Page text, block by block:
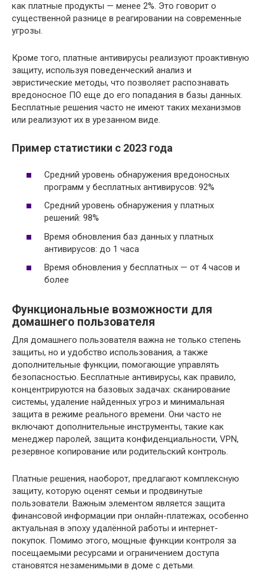
как платные продукты — менее 2%. Это говорит о
существенной разнице в реагировании на современные
угрозы.
Кроме того, платные антивирусы реализуют проактивную
защиту, используя поведенческий анализ и
эвристические методы, что позволяет распознавать
вредоносное ПО еще до его попадания в базы данных.
Бесплатные решения часто не имеют таких механизмов
или реализуют их в урезанном виде.
Пример статистики с 2023 года
Средний уровень обнаружения вредоносных
программ у бесплатных антивирусов: 92%
Средний уровень обнаружения у платных
решений: 98%
Время обновления баз данных у платных
антивирусов: до 1 часа
Время обновления у бесплатных — от 4 часов и
более
Функциональные возможности для
домашнего пользователя
Для домашнего пользователя важна не только степень
защиты, но и удобство использования, а также
дополнительные функции, помогающие управлять
безопасностью. Бесплатные антивирусы, как правило,
концентрируются на базовых задачах: сканирование
системы, удаление найденных угроз и минимальная
защита в режиме реального времени. Они часто не
включают дополнительные инструменты, такие как
менеджер паролей, защита конфиденциальности, VPN,
резервное копирование или родительский контроль.
Платные решения, наоборот, предлагают комплексную
защиту, которую оценят семьи и продвинутые
пользователи. Важным элементом является защита
финансовой информации при онлайн-платежах, особенно
актуальная в эпоху удалённой работы и интернет-
покупок. Помимо этого, мощные функции контроля за
посещаемыми ресурсами и ограничением доступа
становятся незаменимыми в доме с детьми.